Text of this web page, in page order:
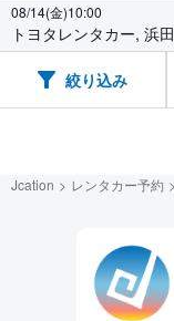
08/14(金)10:00
トヨタレンタカー, 浜
口
絞り込み
Jcation レンタカー予約